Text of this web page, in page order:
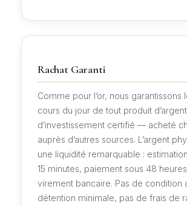
Rachat Garanti
Comme pour l’or, nous garantissons
cours du jour de tout produit d’argent
d’investissement certifié — acheté
auprès d’autres sources. L’argent
une liquidité remarquable :
15 minutes, paiement sous 48
virement bancaire. Pas de condition
détention minimale, pas de frais de